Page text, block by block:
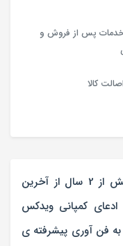
پس از فروش و
اصالت کالا
برای معرفی سمعک جدید Unique بیش از 2 سال از آخرین
کمپانی ویدکس
سمعک جدید و منحصر به فرد Unique به فن آوری پیشرفته ی